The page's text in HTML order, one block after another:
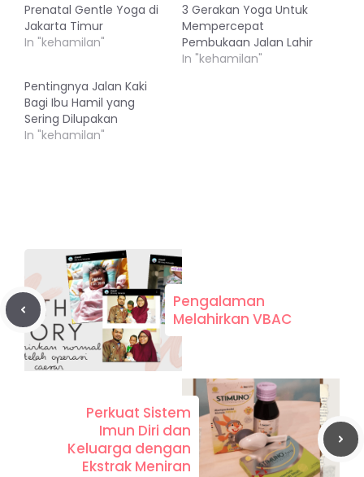
Prenatal Gentle Yoga di
Jakarta Timur
In "kehamilan"
3 Gerakan Yoga Untuk
Mempercepat
Pembukaan Jalan Lahir
In "kehamilan"
Pentingnya Jalan Kaki
Bagi Ibu Hamil yang
Sering Dilupakan
In "kehamilan"
Pengalaman
Melahirkan VBAC
Perkuat Sistem
Imun Diri dan
Keluarga dengan
Ekstrak Meniran